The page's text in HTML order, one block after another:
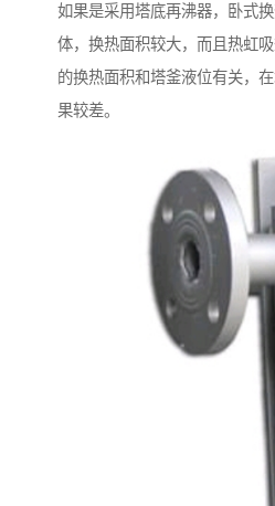
如果是采用塔底再沸器，卧式
体，换热面积较大，而且热虹
的换热面积和塔釜液位有关，
果较差。